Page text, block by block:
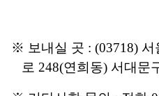
※ 보내실 곳 : (03718) 서
로 248(연희동) 서대문